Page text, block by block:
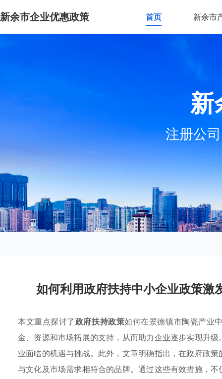
新余市企业优惠政策 首页 新余市
新
注册公
如何利用政府扶持中小企业政策激
本文重点探讨了政府扶持政策如何在景德镇市陶瓷产业
金、资源和市场拓展的支持，从而助力企业逐步实现升
业面临的机遇与挑战。此外，文章明确指出，在政府政
与文化及市场需求相符合的品牌。通过这些有效措施，